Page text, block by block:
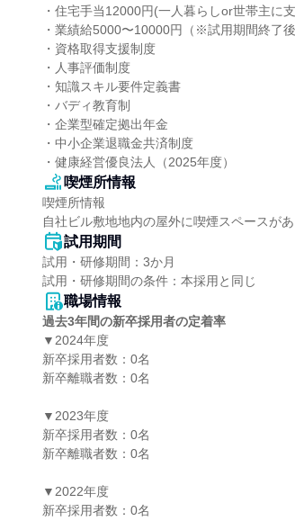
・住宅⼿当12000円(⼀⼈暮らしor世帯主に
・業績給5000〜10000円（※試⽤期間終了後
・資格取得⽀援制度
・人事評価制度
・知識スキル要件定義書
・バディ教育制
・企業型確定拠出年⾦
・中⼩企業退職⾦共済制度
・健康経営優良法⼈（2025年度）
喫煙所情報
喫煙所情報
自社ビル敷地地内の屋外に喫煙スペースがあ
試用期間
試用・研修期間：3か月
職場情報
過去3年間の新卒採用者の定着率
▼2024年度
新卒採用者数：0名
新卒離職者数：0名
▼2023年度
新卒採用者数：0名
新卒離職者数：0名
▼2022年度
新卒採用者数：0名